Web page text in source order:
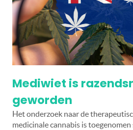
Mediwiet is
geworden
Het onderzoek naar de
medicinale cannabis is